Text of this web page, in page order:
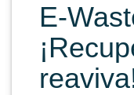
E-